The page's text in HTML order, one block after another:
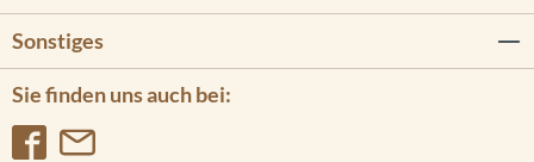
Sie finden uns auch bei:
Sonstiges